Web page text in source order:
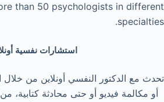
than 50 psychologists in different
specialties.
استشارات نفسية
تحدث مع الدكتور النفسي أونلاين من خلال
أو مكالمة فيديو أو حتى محادثة